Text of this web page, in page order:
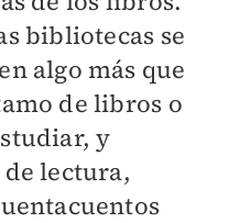
bibliotecas se
algo más que
de libros o
y
lectura,